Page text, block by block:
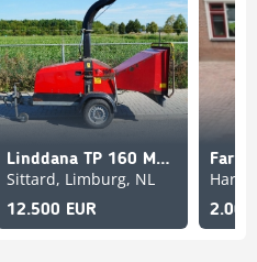
Linddana TP 160 Mobile | 2013
Sittard, Limburg, NL
12.500 EUR 2.000